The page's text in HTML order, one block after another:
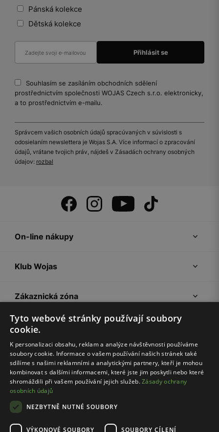
Pánská kolekce
Dětská kolekce
Souhlasím se zasíláním obchodních sdělení
prostřednictvím společnosti WOJAS Czech s.r.o. elektronicky,
a to prostřednictvím e-mailu.
Správcem vašich osobních údajů spracúvaných v súvislosti s
odosielaním newslettera je Wojas S.A. Více informací o zpracování
údajů, vrátane tvojich práv, nájdeš v Zásadách ochrany osobných
údajov: rozbal
On-line nákupy
Klub Wojas
Zákaznická zóna
Společnost Wojas
Rady
Tyto webové stránky používají soubory
cookie.
K personalizaci obsahu, reklam a analýze návštěvnosti používáme
soubory cookie. Informace o vašem používání našich stránek také
sdílíme s našimi reklamními a analytickými partnery, kteří je mohou
kombinovat s dalšími informacemi, které jste jim poskytli nebo které
shromáždili při vašem používání jejich služeb.Zásady ochrany
osobních údajů
NEZBYTNĚ NUTNÉ SOUBORY
VÝKONOVÉ SOUBORY SOUBORY CÍLENÍ